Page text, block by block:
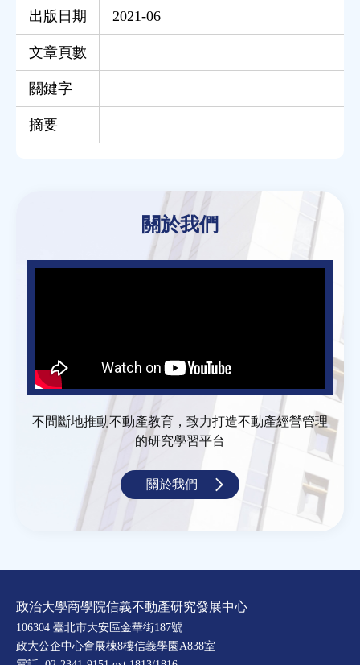
出版日期 2021-06
文章頁數
關鍵字
摘要
關於我們
不間斷地推動不動產教育，致力打造不動產經營管理
的研究學習平台
關於我們
政治大學商學院信義不動產研究發展中心
106304 臺北市大安區金華街187號
政大公企中心會展棟8樓信義學園A838室